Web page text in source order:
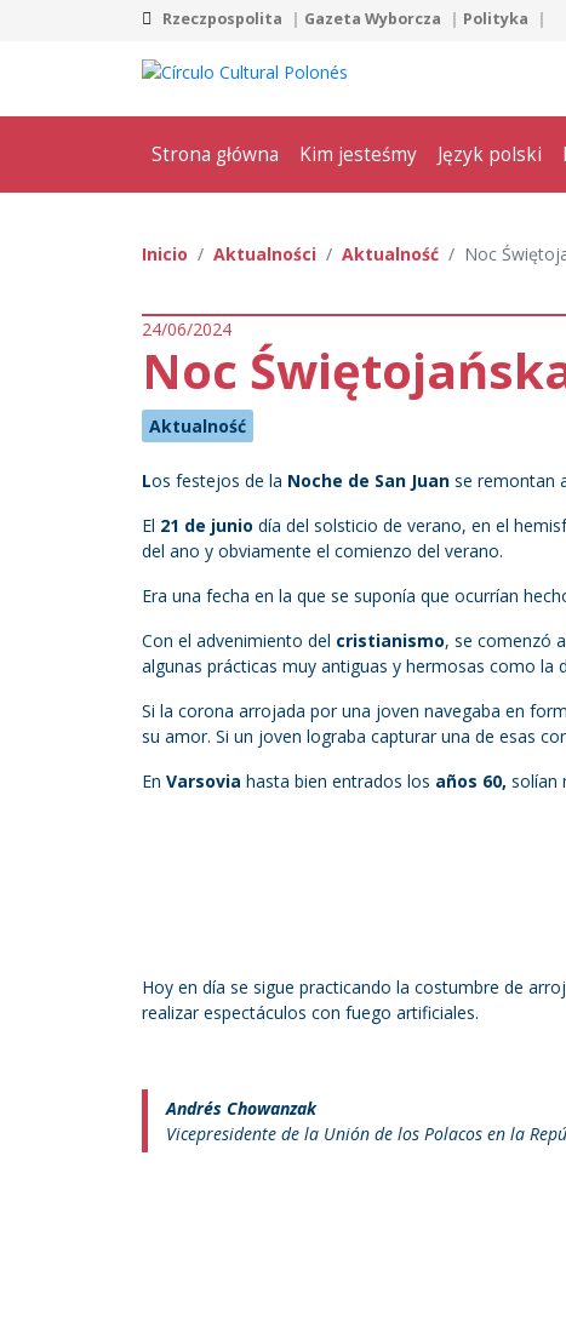
Rzeczpospolita Gazeta Wyborcza Polityka
Strona główna Kim jesteśmy Język polski
Inicio Aktualności Aktualność Noc
24/06/2024
Noc
Aktualność
Los festejos de la Noche de San Juan se remontan
El 21 de junio día del solsticio de verano, en el
del ano y obviamente el comienzo del verano.
Era una fecha en la que se suponía que ocurrían
Con el advenimiento del cristianismo, se comenzó
algunas prácticas muy antiguas y hermosas como la
Si la corona arrojada por una joven navegaba en
su amor. Si un joven lograba capturar una de esas
En Varsovia hasta bien entrados los años 60, solían
Hoy en día se sigue practicando la costumbre de
realizar espectáculos con fuego artificiales.
Andrés Chowanzak
Vicepresidente de la Unión de los Polacos en la